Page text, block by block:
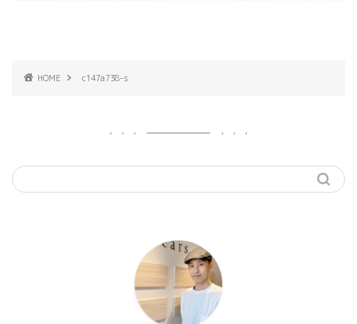
HOME c147a738-s